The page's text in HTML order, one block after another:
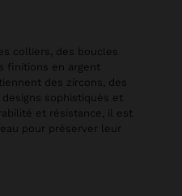
colliers, des boucles
finitions en argent
des zircons, des
sophistiqués et
et résistance, il est
pour préserver leur